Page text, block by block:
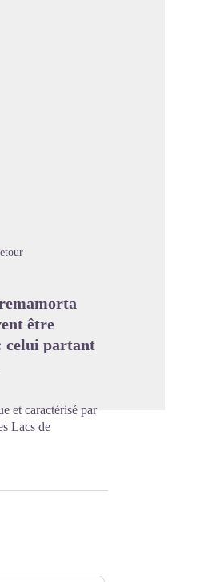
être
celui partant
et caractérisé par
Lacs de